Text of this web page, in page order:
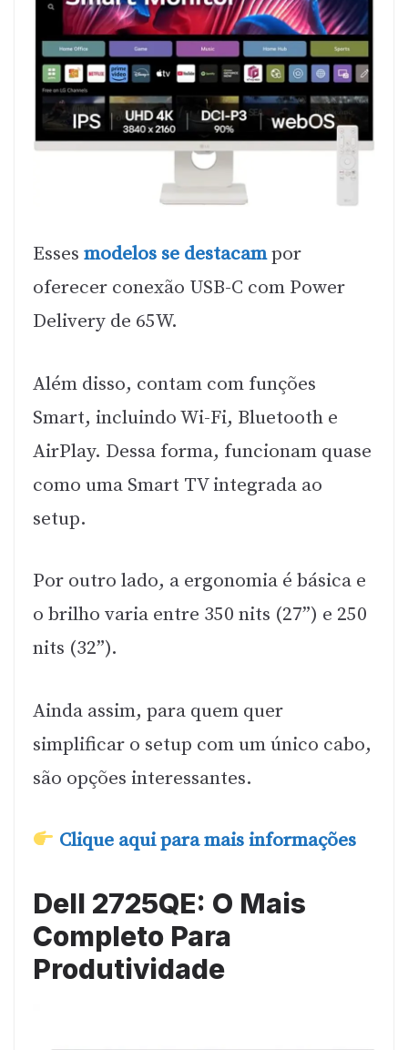
Esses modelos se destacampor
oferecer conexão USB-C com Power
Delivery de 65W.
Além disso, contam com funções
Smart, incluindo Wi-Fi, Bluetooth e
AirPlay. Dessa forma, funcionam quase
como uma Smart TV integrada ao
setup.
Por outro lado, a ergonomia é básica e
o brilho varia entre 350 nits (27”) e 250
nits (32”).
Ainda assim, para quem quer
simplificar o setup com um único cabo,
são opções interessantes.
Clique aqui para mais informações
Dell 2725QE: O Mais
Completo Para
Produtividade